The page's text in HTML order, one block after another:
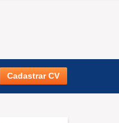
Cadastrar CV